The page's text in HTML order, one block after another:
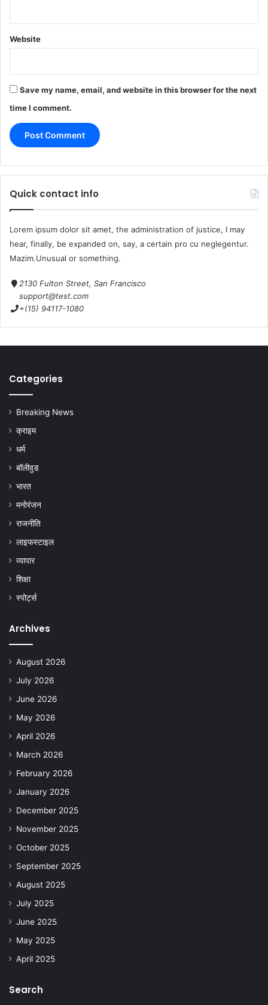
Website
Save my name, email, and website in this browser for the next
time I comment.
Quick contact info
Lorem ipsum dolor sit amet, the administration of justice, I may
hear, finally, be expanded on, say, a certain pro cu neglegentur.
Mazim.Unusual or something.
2130 Fulton Street, San Francisco
support@test.com
+(15) 94117-1080
Categories
Breaking News
क्राइम
धर्म
बॉलीवुड
भारत
मनोरंजन
राजनीति
लाइफस्टाइल
व्यापार
शिक्षा
स्पोर्ट्स
Archives
August 2026
July 2026
June 2026
May 2026
April 2026
March 2026
February 2026
January 2026
December 2025
November 2025
October 2025
September 2025
August 2025
July 2025
June 2025
May 2025
April 2025
Search